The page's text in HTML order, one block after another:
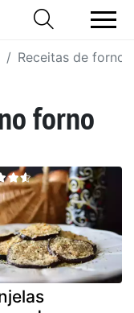
Receitas de forno
forno